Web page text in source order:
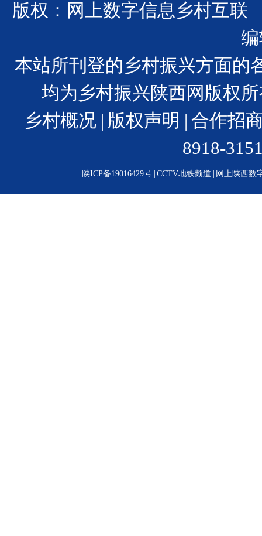
版权：网上数字信息乡村互
本站所刊登的乡村振兴方面的
均为乡村振兴陕西网版权
乡村概况
版权声明 |合作招
8918-
陕ICP备19016429号 |CCTV地铁频道 网上陕西数